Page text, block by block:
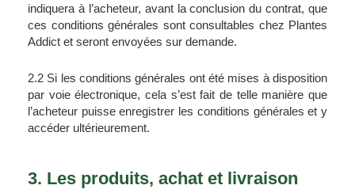
indiquera à l’acheteur, avant la conclusion du contrat, que
ces conditions générales sont consultables chez Plantes
Addict et seront envoyées sur demande.
2.2 Si les conditions générales ont été mises à disposition
par voie électronique, cela s’est fait de telle manière que
l’acheteur puisse enregistrer les conditions générales et y
accéder ultérieurement.
3. Les produits, achat et livraison